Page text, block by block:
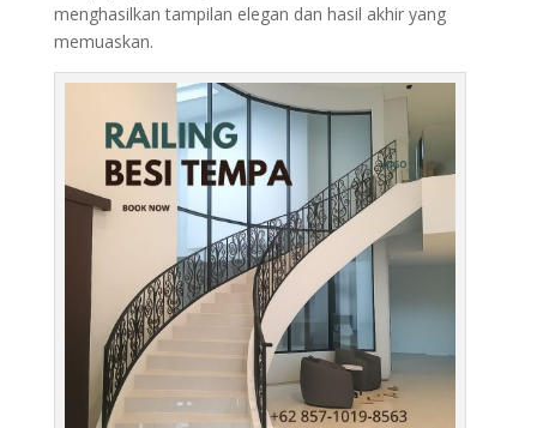
menghasilkan tampilan elegan dan hasil akhir yang
memuaskan.